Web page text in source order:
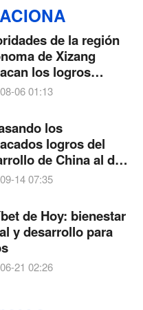
de la región
de Xizang
los logros
en desarrollo
06 01:13
los
logros del
de China al dar
al Año
14 07:35
de Hoy: bienestar
y desarrollo para
21 02:26